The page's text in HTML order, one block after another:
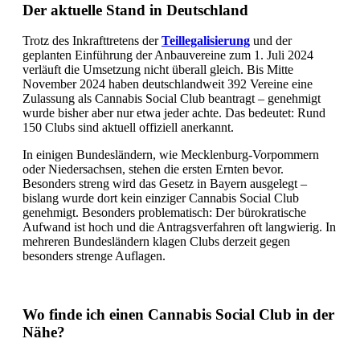
Der aktuelle Stand in Deutschland
Trotz des Inkrafttretens derTeillegalisierung und der
geplanten Einführung der Anbauvereine zum 1. Juli 2024
verläuft die Umsetzung nicht überall gleich. Bis Mitte
November 2024 haben deutschlandweit 392 Vereine eine
Zulassung als Cannabis Social Club beantragt – genehmigt
wurde bisher aber nur etwa jeder achte. Das bedeutet: Rund
150 Clubs sind aktuell offiziell anerkannt.
In einigen Bundesländern, wie Mecklenburg-Vorpommern
oder Niedersachsen, stehen die ersten Ernten bevor.
Besonders streng wird das Gesetz in Bayern ausgelegt –
bislang wurde dort kein einziger Cannabis Social Club
genehmigt. Besonders problematisch: Der bürokratische
Aufwand ist hoch und die Antragsverfahren oft langwierig. In
mehreren Bundesländern klagen Clubs derzeit gegen
besonders strenge Auflagen.
Wo finde ich einen Cannabis Social Club in der
Nähe?